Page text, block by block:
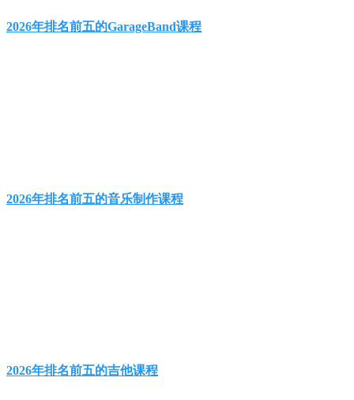
2026年排名前五的GarageBand课程
2026年排名前五的音乐制作课程
2026年排名前五的吉他课程